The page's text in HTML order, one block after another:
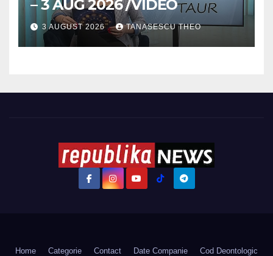
– 3 AUG 2026 /VIDEO
3 AUGUST 2026 TANASESCU THEO
Home Categorie Contact Date Companie Cod Deontologic